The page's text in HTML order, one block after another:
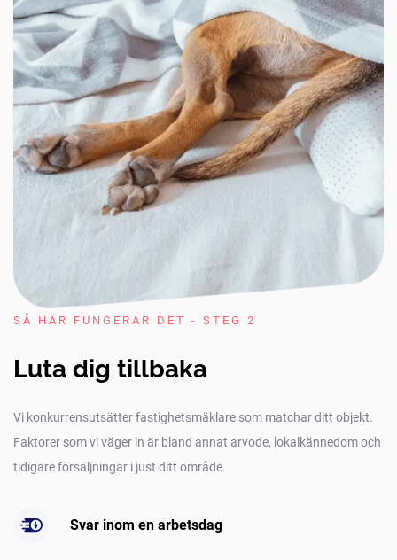
SÅ HÄR FUNGERAR DET - STEG 2
Luta dig tillbaka
Vi konkurrensutsätter fastighetsmäklare som matchar ditt objekt.
Faktorer som vi väger in är bland annat arvode, lokalkännedom och
tidigare försäljningar i just ditt område.
Svar inom en arbetsdag